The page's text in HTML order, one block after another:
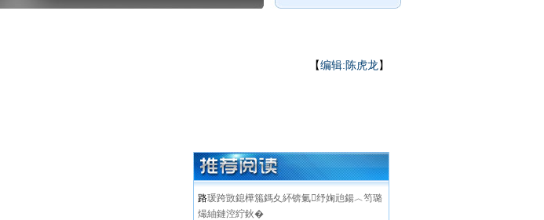
【编辑:陈虎龙】
路瑗跨敳鎴樺箷鎷夊紑锛氭纾婅兘鍚︿笉璐
熶紬鏈涳紵鈥�